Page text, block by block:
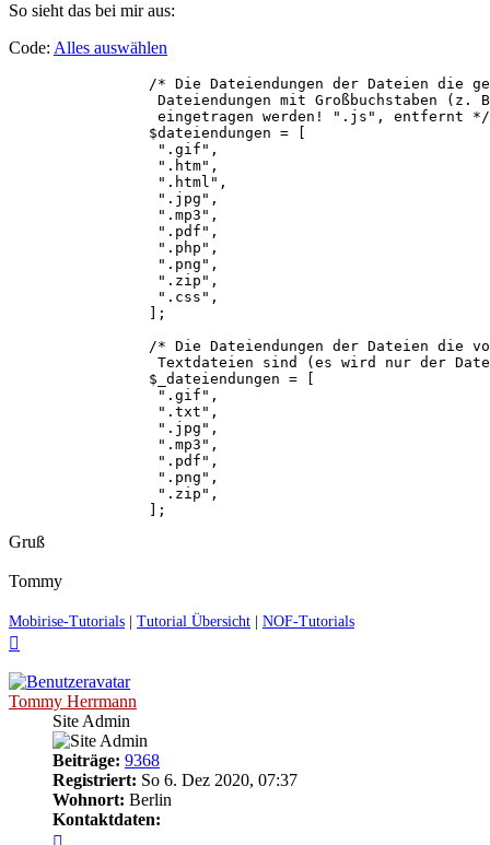
So sieht das bei mir aus:
Code: Alles auswählen
/* Die Dateiendungen der Dateien die
Dateiendungen mit Großbuchstaben (z.
                 eingetragen werden! ".js", entfernt */
                $dateiendungen = [
                 ".gif",
                 ".htm",
                 ".html",
                 ".jpg",
                 ".mp3",
                 ".pdf",
                 ".php",
                 ".png",
                 ".zip",
                 ".css",
                ];
/* Die Dateiendungen der Dateien die
Textdateien sind (es wird nur der
                $_dateiendungen = [
                 ".gif",
                 ".txt",
                 ".jpg",
                 ".mp3",
                 ".pdf",
                 ".png",
                 ".zip",
Gruß
Tommy
Mobirise-Tutorials Tutorial Übersicht NOF-Tutorials
Tommy Herrmann
Site Admin
Beiträge: 9368
Registriert: So 6. Dez 2020, 07:37
Wohnort: Berlin
Kontaktdaten: